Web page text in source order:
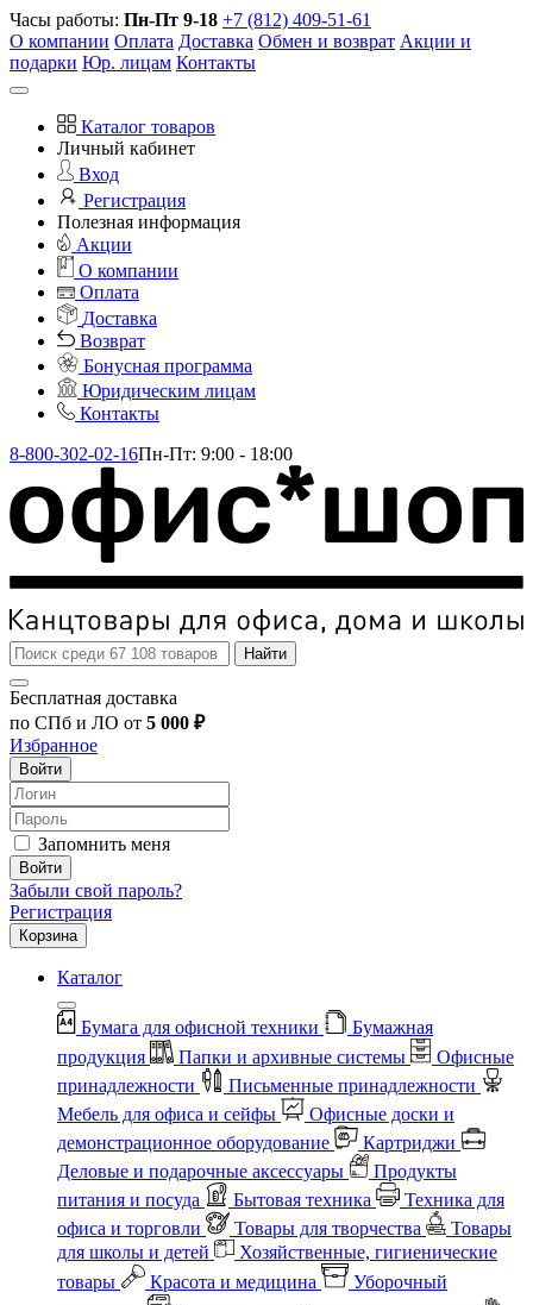
Часы работы: Пн-Пт 9-18 +7 (812) 409-51-61
О компании Оплата Доставка Обмен и возврат Акции и
подарки Юр. лицам Контакты
Каталог товаров
Личный кабинет
Вход
Регистрация
Полезная информация
Акции
О компании
Оплата
Доставка
Возврат
Бонусная программа
Юридическим лицам
Контакты
8-800-302-02-16Пн-Пт: 9:00 - 18:00
Найти
Бесплатная доставка
по СПб и ЛО от 5 000 ₽
Избранное
Войти
Запомнить меня
Войти
Забыли свой пароль?
Регистрация
Корзина
Каталог
Бумага для офисной техники
Бумажная
продукция
Папки и архивные системы
Офисные
принадлежности
Письменные принадлежности
Мебель для офиса и сейфы
Офисные доски и
демонстрационное оборудование
Картриджи
Деловые и подарочные аксессуары
Продукты
питания и посуда
Бытовая техника
Техника для
офиса и торговли
Товары для творчества
Товары
для школы и детей
Хозяйственные, гигиенические
товары
Красота и медицина
Уборочный